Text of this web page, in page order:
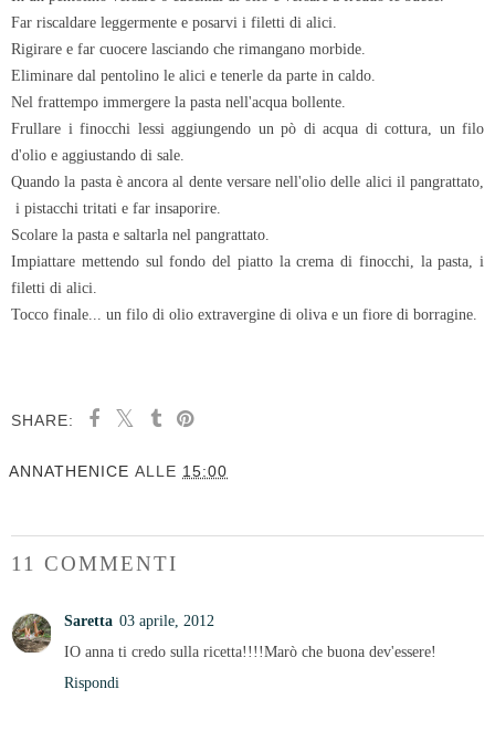
Far riscaldare leggermente e posarvi i filetti di alici.
Rigirare e far cuocere lasciando che rimangano morbide.
Eliminare dal pentolino le alici e tenerle da parte in caldo.
Nel frattempo immergere la pasta nell'acqua bollente.
Frullare i finocchi lessi aggiungendo un pò di acqua di cottura, un filo
d'olio e aggiustando di sale.
Quando la pasta è ancora al dente versare nell'olio delle alici il pangrattato,
i pistacchi tritati e far insaporire.
Scolare la pasta e saltarla nel pangrattato.
Impiattare mettendo sul fondo del piatto la crema di finocchi, la pasta, i
filetti di alici.
Tocco finale... un filo di olio extravergine di oliva e un fiore di borragine.
SHARE:
ANNATHENICE ALLE 15:00
11 COMMENTI
Saretta 03 aprile, 2012
IO anna ti credo sulla ricetta!!!!Marò che buona dev'essere!
Rispondi